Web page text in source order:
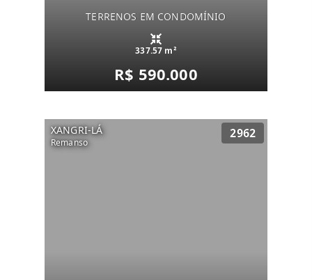
TERRENOS EM CONDOMÍNIO
337.57 m²
R$ 590.000
XANGRI-LÁ
Remanso
2962